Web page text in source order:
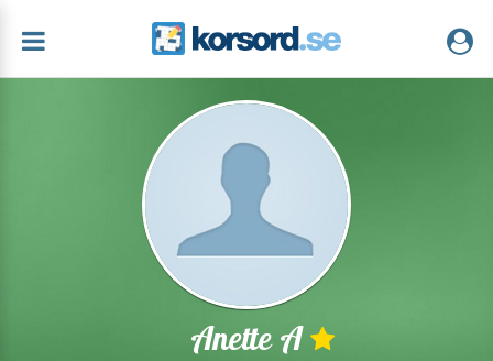
Anette A